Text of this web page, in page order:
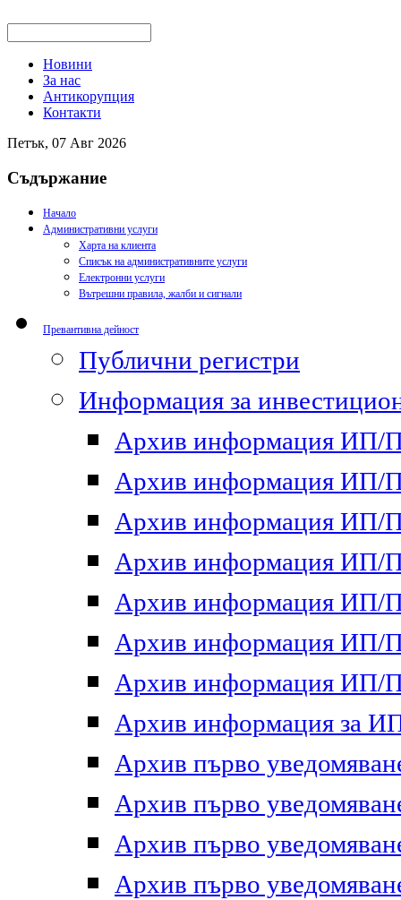
Новини
За нас
Антикорупция
Контакти
Петък, 07 Авг 2026
Съдържание
Начало
Административни услуги
Харта на клиента
Списък на административните услуги
Електронни услуги
Вътрешни правила, жалби и сигнали
Превантивна дейност
Публични регистри
Информация за
Архив информация ИП/
Архив информация ИП/
Архив информация ИП/
Архив информация ИП/
Архив информация ИП/
Архив информация ИП/
Архив информация ИП/
Архив информация за
Архив първо
Архив първо
Архив първо
Архив първо